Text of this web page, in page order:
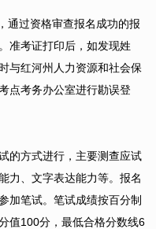
通过资格审查报名成功的报
准考证打印后，如发现姓
与红河州人力资源和社会保
点考务办公室进行勘误登
的方式进行，主要测查应试
力、文字表达能力等。报名
加笔试。笔试成绩按百分制
值100分，最低合格分数线6